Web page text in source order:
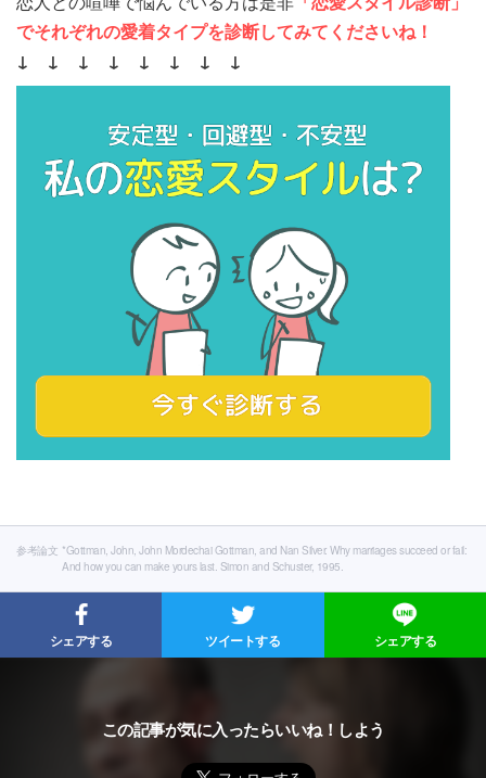
でそれぞれの愛着タイプを診断してみてくださいね！
↓ ↓ ↓ ↓ ↓ ↓ ↓ ↓
参考論文 *Gottman, John, John Mordechai Gottman, and Nan Silver. Why marriages succeed or fail:
And how you can make yours last. Simon and Schuster, 1995.
シェアする ツイートする シェアする
この記事が気に入ったらいいね！しよう